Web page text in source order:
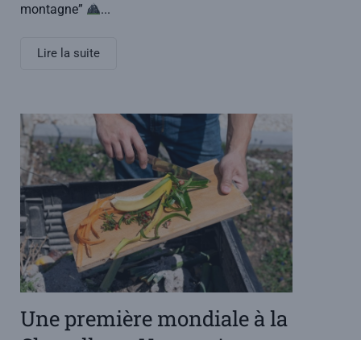
montagne”
...
Lire la suite
Une première mondiale à la